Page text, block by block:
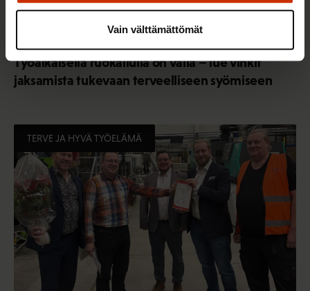
Vain välttämättömät
Työaikaisella ruokailulla on väliä – lue vinkit
jaksamista tukevaan terveelliseen syömiseen
TERVE JA HYVÄ TYÖELÄMÄ